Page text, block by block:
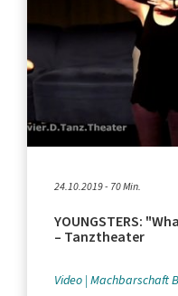
24.10.2019 - 70 Min.
YOUNGSTERS:
– Tanztheater
Video Machbarschaft